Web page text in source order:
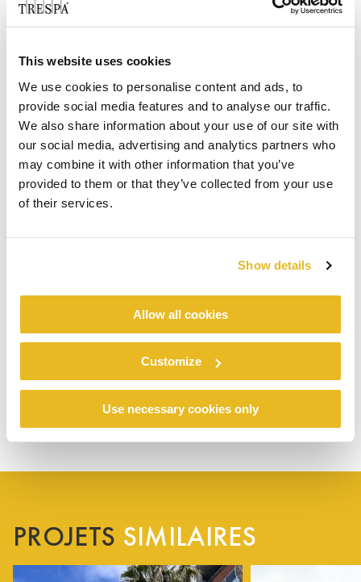
This website uses cookies
We use cookies to personalise content and ads, to
provide social media features and to analyse our traffic.
We also share information about your use of our site with
our social media, advertising and analytics partners who
may combine it with other information that you’ve
provided to them or that they’ve collected from your use
of their services.
Show details
Allow all cookies
Customize
Use necessary cookies only
PROJETS SIMILAIRES